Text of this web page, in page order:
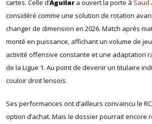
cartes. Celle d’Aguilar a ouvert la porte à Saud
considéré comme une solution de rotation
changer de dimension en 2026. Match après
monté en puissance, affichant un volume de
activité offensive constante et une adaptation
de la Ligue 1. Au point de devenir un titulaire
couloir droit lensois.
Ses performances ont d’ailleurs convaincu le
option d’achat. Mais le dossier pourrait encore